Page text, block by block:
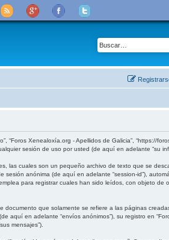
“Foros Xenealoxía.org - Apellidos de Galicia”, “https://
sesión de uso por usted (de aquí en adelante “su
las cuales son un pequeño archivo de texto que se
anónima (de aquí en adelante “session-id”),
para registrar cuales han sido leídos, con objeto de
documento que solamente se refiere a las páginas
aquí en adelante “envíos anónimos”), su registro en
mensajes”).